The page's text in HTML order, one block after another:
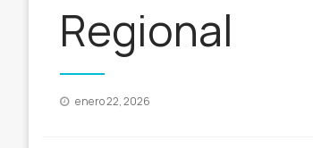
Regional
Publicado
enero 22, 2026